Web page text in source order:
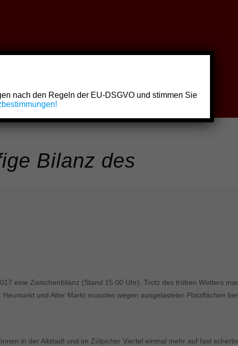
Bilanz des
eine Zwischenbilanz (Stand 15.00 Uhr). Trotz des trüben Wetters
und Alter Markt mussten wegen ausgelasteter Platzflächen
in der Altstadt und im Zülpicher Viertel einmal mehr auf fast
nach den Regeln der EU-DSGVO und stimmen Sie